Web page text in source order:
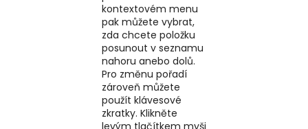
kontextovém menu
pak můžete vybrat,
zda chcete položku
posunout v seznamu
nahoru anebo dolů.
Pro změnu pořadí
zároveň můžete
použít klávesové
zkratky. Klikněte
levým tlačítkem myši